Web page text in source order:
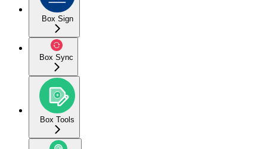
Box Sign
Box Sync
Box Tools